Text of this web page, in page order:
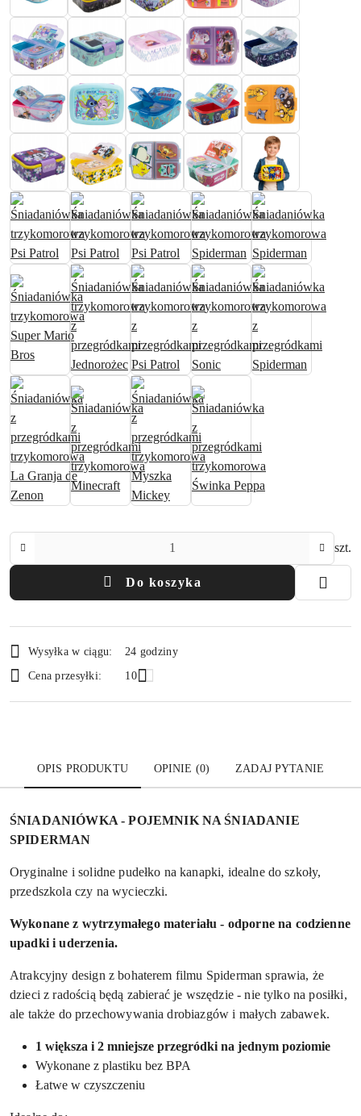
szt.
Do koszyka
i
dostawa
Wysyłka w ciągu:
24 godziny
Cena przesyłki:
10
OPIS PRODUKTU OPINIE (0) ZADAJ PYTANIE
ŚNIADANIÓWKA - POJEMNIK NA ŚNIADANIE
SPIDERMAN
Oryginalne i solidne pudełko na kanapki, idealne do szkoły,
przedszkola czy na wycieczki.
Wykonane z wytrzymałego materiału - odporne na codzienne
upadki i uderzenia.
Atrakcyjny design z bohaterem filmu Spiderman sprawia, że
dzieci z radością będą zabierać je wszędzie - nie tylko na posiłki,
ale także do przechowywania drobiazgów i małych zabawek.
1 większa i 2 mniejsze przegródki na jednym poziomie
Wykonane z plastiku bez BPA
Łatwe w czyszczeniu